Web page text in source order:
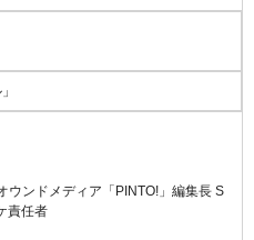
ウンドメディア「PINTO!」編集長 S
責任者